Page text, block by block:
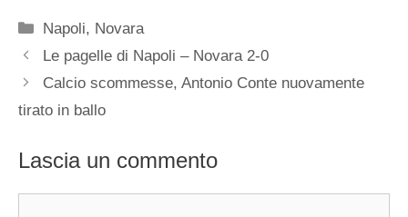
Categorie
Napoli, Novara
Le pagelle di Napoli – Novara 2-0
Calcio scommesse, Antonio Conte nuovamente
tirato in ballo
Lascia un commento